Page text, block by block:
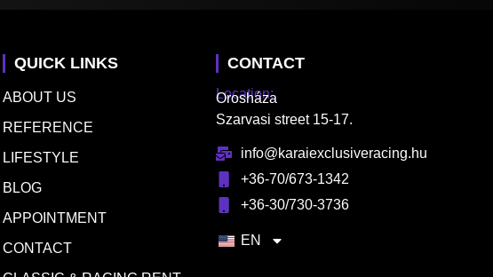
QUICK LINKS
ABOUT US
REFERENCE
LIFESTYLE
BLOG
APPOINTMENT
CONTACT
CONTACT
Location:
Orosháza
Szarvasi street 15-17.
info@karaiexclusiveracing.hu
+36-70/673-1342
+36-30/730-3736
EN